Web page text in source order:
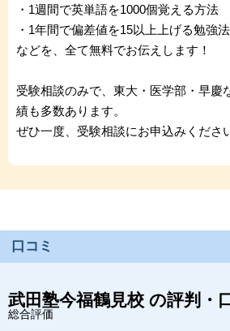
・1週間で英単語を1000個覚える方法
・1年間で偏差値を15以上上げる勉強法
などを、全て無料でお伝えします！
受験相談のみで、東大・医学部・早慶
績も多数あります。
ぜひ一度、受験相談にお申込みくださ
口コミ
武田塾今福鶴見校 の評判・
総合評価